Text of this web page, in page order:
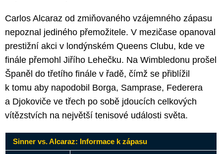
Carlos Alcaraz od zmiňovaného vzájemného zápasu
nepoznal jediného přemožitele. V mezičase opanoval
prestižní akci v londýnském Queens Clubu, kde ve
finále přemohl Jiřího Lehečku. Na Wimbledonu prošel
Španěl do třetího finále v řadě, čímž se přiblížil
k tomu aby napodobil Borga, Samprase, Federera
a Djokoviče ve třech po sobě jdoucích celkových
vítězstvích na největší tenisové události světa.
Sinner vs. Alcaraz: Informace k zápasu